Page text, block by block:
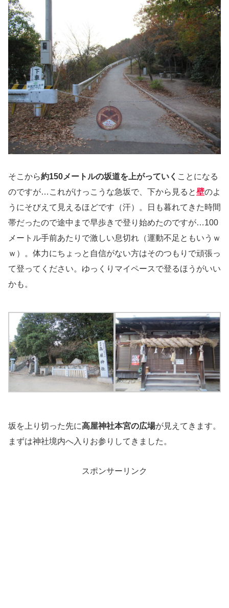
そこから約150メートルの坂道を上がっていく ことになる
のですが…これがけっこうな急坂で、下から見ると壁のよ
うにそびえて見えるほどです（汗）。日も暮れてきた時間
帯だったので途中まで早歩きで登り始めたのですが…100
メートル手前あたりで激しい息切れ（運動不足ともいうｗ
ｗ）。体力にちょっと自信がない方はそのつもりで頑張っ
て登ってください。ゆっくりマイペースで登るほうがいい
かも。
坂を上り切った先に高屋神社本宮の広場が見えてきます。
まずは神社境内へ入りお参りしてきました。
スポンサーリンク